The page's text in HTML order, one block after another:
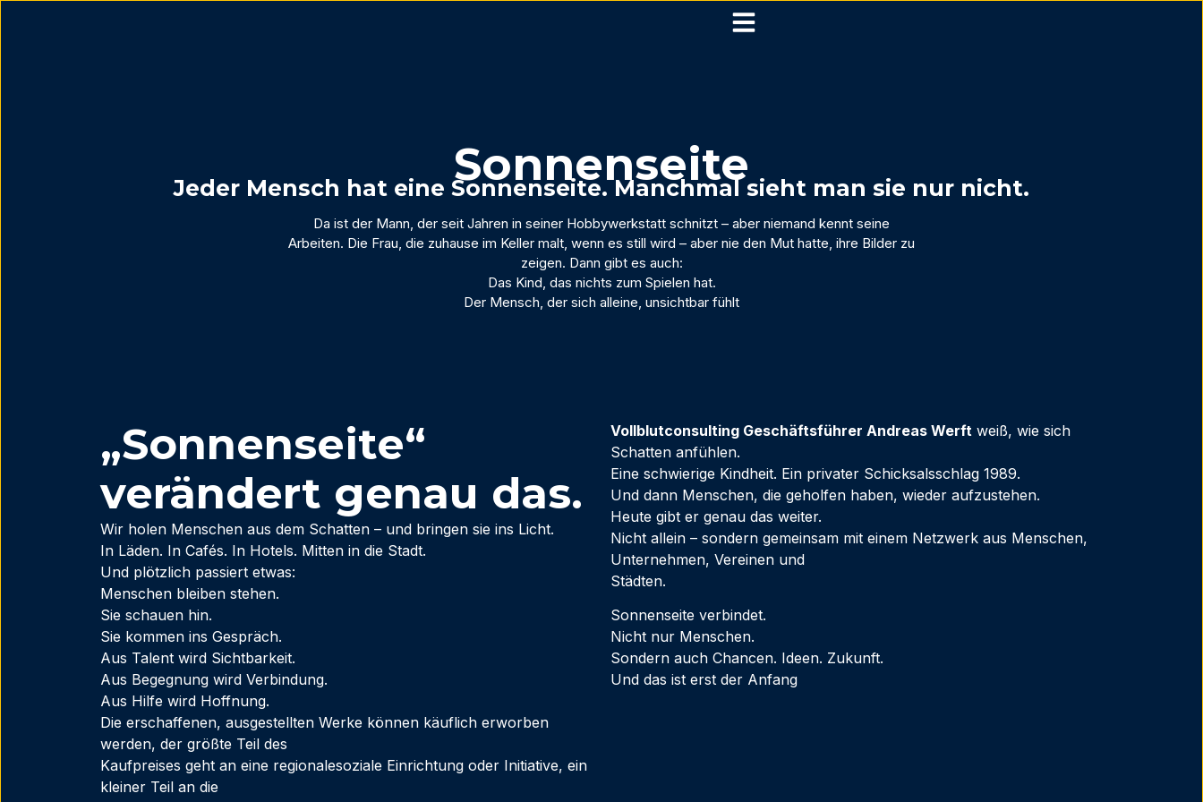
Sonnenseite
Jeder Mensch hat eine Sonnenseite. Manchmal sieht man sie nur nicht.
Da ist der Mann, der seit Jahren in seiner Hobbywerkstatt schnitzt – aber niemand kennt seine
Arbeiten. Die Frau, die zuhause im Keller malt, wenn es still wird – aber nie den Mut hatte, ihre Bilder zu
zeigen. Dann gibt es auch:
Das Kind, das nichts zum Spielen hat.
Der Mensch, der sich alleine, unsichtbar fühlt
„Sonnenseite“
verändert genau das.
Wir holen Menschen aus dem Schatten – und bringen sie ins Licht.
In Läden. In Cafés. In Hotels. Mitten in die Stadt.
Und plötzlich passiert etwas:
Menschen bleiben stehen.
Sie schauen hin.
Sie kommen ins Gespräch.
Aus Talent wird Sichtbarkeit.
Aus Begegnung wird Verbindung.
Aus Hilfe wird Hoffnung.
Die erschaffenen, ausgestellten Werke können käuflich erworben
werden, der größte Teil des
Kaufpreises geht an eine regionalesoziale Einrichtung oder Initiative, ein
kleiner Teil an die
Vollblutconsulting Geschäftsführer Andreas Werft weiß, wie sich
Schatten anfühlen.
Eine schwierige Kindheit. Ein privater Schicksalsschlag 1989.
Und dann Menschen, die geholfen haben, wieder aufzustehen.
Heute gibt er genau das weiter.
Nicht allein – sondern gemeinsam mit einem Netzwerk aus Menschen,
Unternehmen, Vereinen und
Städten.
Sonnenseite verbindet.
Nicht nur Menschen.
Sondern auch Chancen. Ideen. Zukunft.
Und das ist erst der Anfang